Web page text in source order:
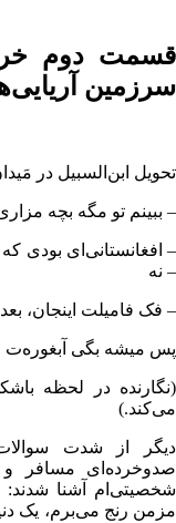
قسمت دوم
سرزمین
تحویل ابن‌السبیل در
– ببینم تو مگه بچه
– افغانستانی‌ای بودی
– نه
– فک فامیلت اینجان،
پس میشه بگی آبغوره‌ت
(نگارنده در لحظه
می‌کند.)
دیگر از شدت
صدوخرده‌ای مسافر و
مزمن رنج می‌برم، یک